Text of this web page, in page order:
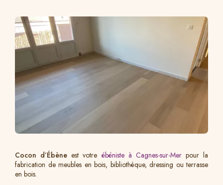
Cocon d’Ébèneest votre ébéniste à Cagnes-sur-Merpour la
fabrication de meubles en bois, bibliothèque, dressing ou terrasse
en bois.